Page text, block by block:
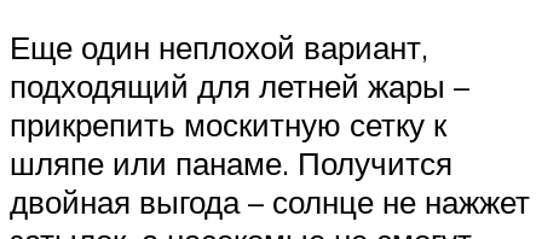
Еще один неплохой вариант,
подходящий для летней жары –
прикрепить москитную сетку к
шляпе или панаме. Получится
двойная выгода – солнце не нажжет